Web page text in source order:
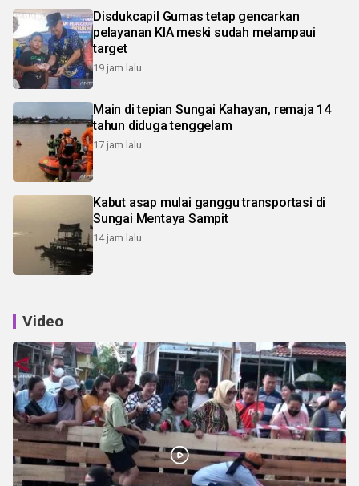
Disdukcapil Gumas tetap gencarkan
pelayanan KIA meski sudah melampaui
target
19 jam lalu
Main di tepian Sungai Kahayan, remaja 14
tahun diduga tenggelam
17 jam lalu
Kabut asap mulai ganggu transportasi di
Sungai Mentaya Sampit
14 jam lalu
Video